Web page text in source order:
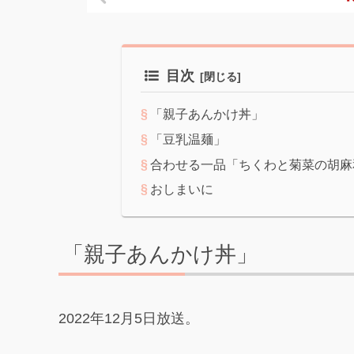
目次
「親子あんかけ丼」
「豆乳温麺」
合わせる一品「ちくわと菊菜の胡
おしまいに
「親子あんかけ丼」
2022年12月5日放送。